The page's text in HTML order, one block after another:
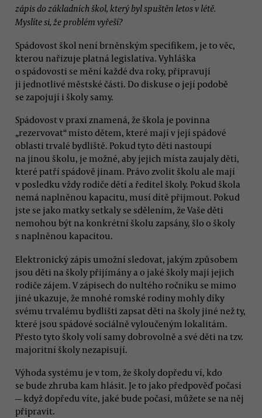
zápis do základních škol, který byl spuštěn letos v létě.
Myslíte si, že problém vyřeší?
Spádovost škol není brněnským specifikem, je to věc,
kterou nařizuje platná legislativa. Vyhláška
o spádovosti se mění každé dva roky, připravují
ji jednotlivé městské části. Do diskuse o její podobě
se zapojují i školy samy.
Spádovost v praxi znamená, že škola je povinna
„rezervovat“ místo dětem, které mají v její spádové
oblasti trvalé bydliště. Pokud tyto děti nastoupí
na jinou školu, je možné, aby jejich místa zaujaly děti,
které patří spádově jinam. Právo zvolit školu ale mají
v posledku vždy rodiče dětí a ředitel školy. Pokud škola
nemá naplněnou kapacitu, musí dítě přijmout. Pokud
jste se jako matky setkaly se sdělením, že Vaše děti
nemohou být na konkrétní školu zapsány, šlo o školy
s naplněnou kapacitou.
Elektronický zápis umožní sledovat, jakým způsobem
jsou děti na školy přijímány a o jaké školy mají jejich
rodiče zájem. V zápisech do nultého ročníku se mimo
jiné ukazuje, že mnohé romské rodiny mohly díky
svému trvalému bydlišti zapsat děti na školy jiné než ty,
které jsou spádové sociálně vyloučeným lokalitám.
Přesto tyto školy volí samy dobrovolně a své děti na tzv.
majoritní školy nezapisují.
Výhoda systému je v tom, že školy dopředu ví, kdo
se bude zhruba kam hlásit. Je to jako předpověď počasí
— když dopředu víte, jaké bude počasí, můžete se na něj
připravit.